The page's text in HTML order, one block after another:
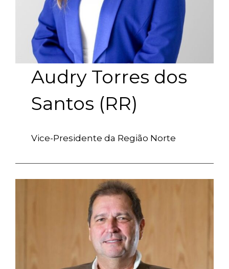
Audry Torres dos
Santos (RR)
Vice-Presidente da Região Norte